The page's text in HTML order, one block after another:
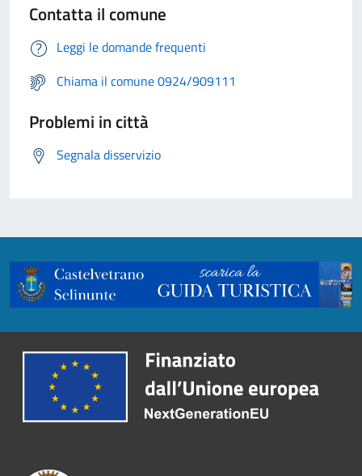
Contatta il comune
Leggi le domande frequenti
Chiama il comune 0924/909111
Problemi in città
Segnala disservizio